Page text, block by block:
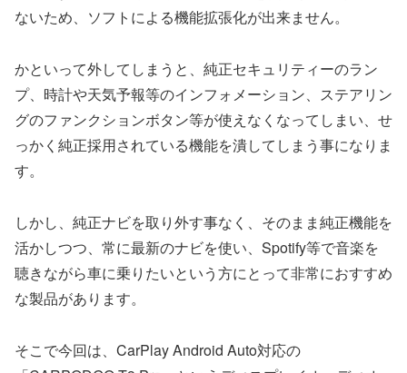
ないため、ソフトによる機能拡張化が出来ません。
かといって外してしまうと、純正セキュリティーのラン
プ、時計や天気予報等のインフォメーション、ステアリン
グのファンクションボタン等が使えなくなってしまい、せ
っかく純正採用されている機能を潰してしまう事になりま
す。
しかし、純正ナビを取り外す事なく、そのまま純正機能を
活かしつつ、常に最新のナビを使い、Spotify等で音楽を
聴きながら車に乗りたいという方にとって非常におすすめ
な製品があります。
そこで今回は、CarPlay Android Auto対応の